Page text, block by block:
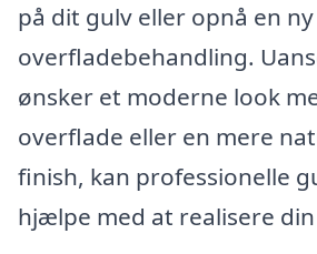
på dit gulv eller opnå en ny
overfladebehandling.
ønsker et moderne look
overflade eller en mere
finish, kan professionelle
hjælpe med at realisere